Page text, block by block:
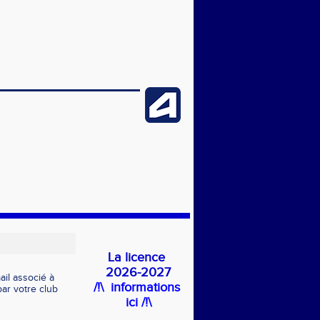
associé à
votre club
La licence
2026-2027
/!\ informations
ici /!\